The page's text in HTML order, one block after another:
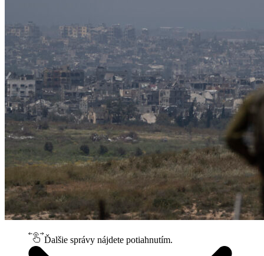
Ďalšie správy nájdete potiahnutím.